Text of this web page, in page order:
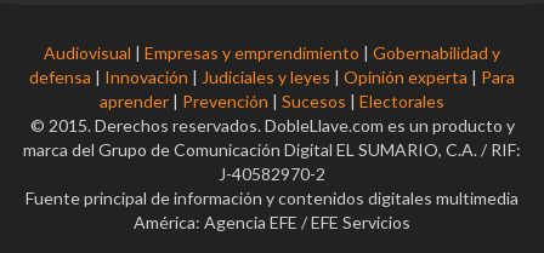
Audiovisual | Empresas y emprendimiento | Gobernabilidad y
defensa | Innovación | Judiciales y leyes | Opinión experta | Para
aprender | Prevención | Sucesos | Electorales
© 2015. Derechos reservados. DobleLlave.com es un producto y
marca del Grupo de Comunicación Digital EL SUMARIO, C.A. / RIF:
J-40582970-2
Fuente principal de información y contenidos digitales multimedia
América: Agencia EFE / EFE Servicios